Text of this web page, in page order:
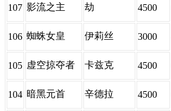
107 影流之主 劫 4500
106 蜘蛛女皇 伊莉丝 3000
105 虚空掠夺者 卡兹克 4500
104 暗黑元首 辛德拉 4500